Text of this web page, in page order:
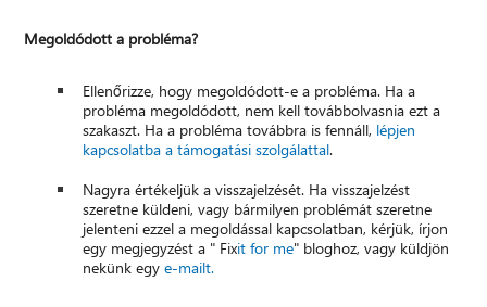
Megoldódott a probléma?
Ellenőrizze, hogy megoldódott-e a probléma. Ha a
probléma megoldódott, nem kell továbbolvasnia ezt a
szakaszt. Ha a probléma továbbra is fennáll, lépjen
kapcsolatba a támogatási szolgálattal.
Nagyra értékeljük a visszajelzését. Ha visszajelzést
szeretne küldeni, vagy bármilyen problémát szeretne
jelenteni ezzel a megoldással kapcsolatban, kérjük, írjon
egy megjegyzést a " Fixit for me" bloghoz, vagy küldjön
nekünk egye-mailt.